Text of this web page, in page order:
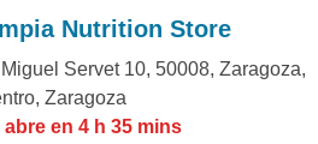
Nutrition Store
Servet 10, 50008, Zaragoza,
Zaragoza
abre en 4 h 35 mins